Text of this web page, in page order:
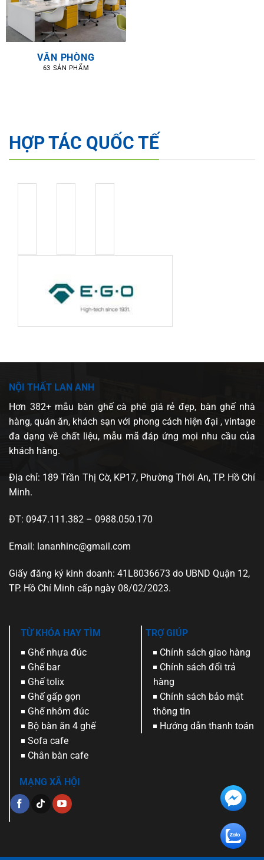
VĂN PHÒNG
63 SẢN PHẨM
HỢP TÁC QUỐC TẾ
NỘI THẤT LAN ANH
Hơn 382+ mẫu bàn ghế cà phê giá rẻ đẹp, bàn ghế nhà
hàng, quán ăn, khách sạn với phong cách hiện đại , vintage
đa dạng về chất liệu, mẫu mã đáp ứng mọi nhu cầu của
khách hàng.
Địa chỉ: 189 Trần Thị Cờ, KP17, Phường Thới An, TP. Hồ Chí
Minh.
ĐT: 0947.111.382 – 0988.050.170
Email: lananhinc@gmail.com
Giấy đăng ký kinh doanh: 41L8036673 do UBND Quận 12,
TP. Hồ Chí Minh cấp ngày 08/02/2023.
TỪ KHÓA HAY TÌM
Ghế nhựa đúc
Ghế bar
Ghế tolix
Ghế gấp gọn
Ghế nhôm đúc
Bộ bàn ăn 4 ghế
Sofa cafe
Chân bàn cafe
MẠNG XÃ HỘI
TRỢ GIÚP
Chính sách giao hàng
Chính sách đổi trả
hàng
Chính sách bảo mật
thông tin
Hướng dẫn thanh toán